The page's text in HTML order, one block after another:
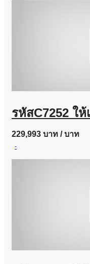
229,993 บาท / บาท
-